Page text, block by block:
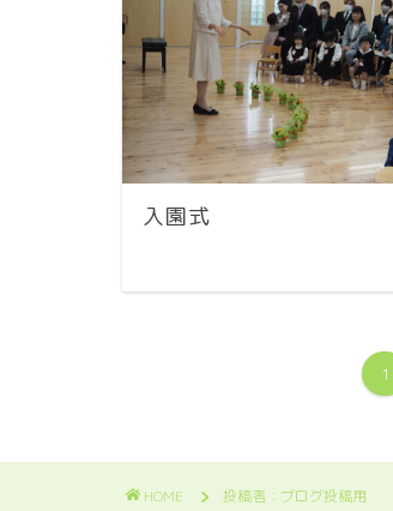
入園式
1
HOME 投稿者：ブログ投稿用